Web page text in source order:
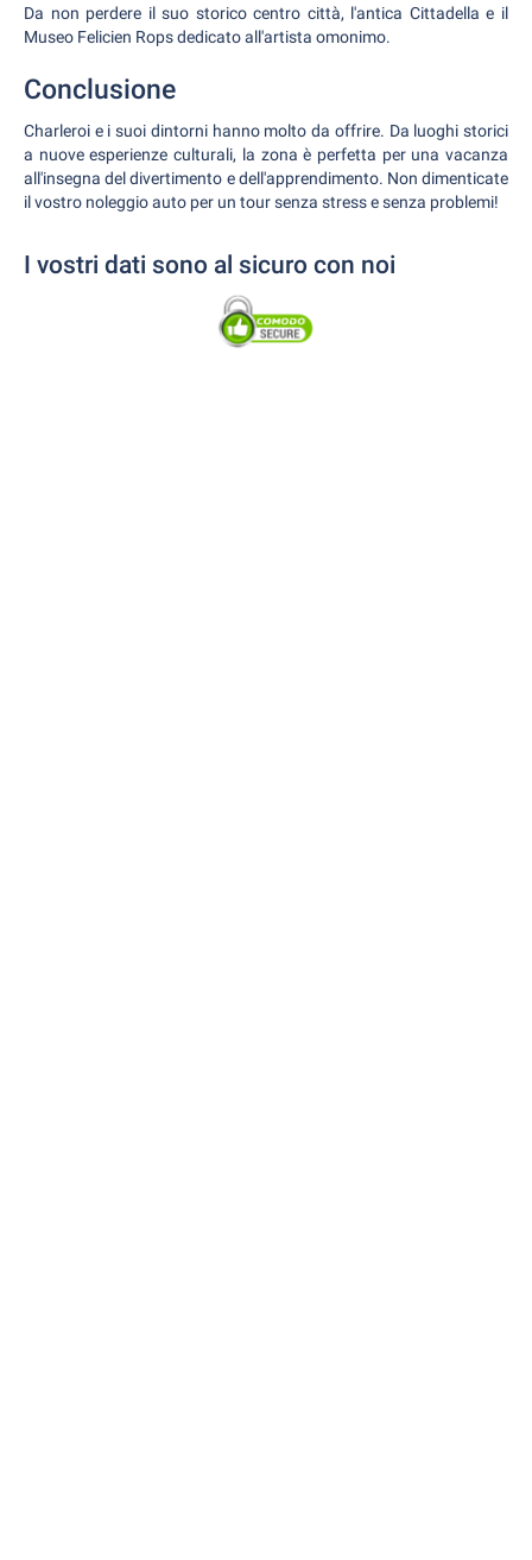
Da non perdere il suo storico centro città, l'antica Cittadella e il
Museo Felicien Rops dedicato all'artista omonimo.
Conclusione
Charleroi e i suoi dintorni hanno molto da offrire. Da luoghi storici
a nuove esperienze culturali, la zona è perfetta per una vacanza
all'insegna del divertimento e dell'apprendimento. Non dimenticate
il vostro noleggio auto per un tour senza stress e senza problemi!
I vostri dati sono al sicuro con noi